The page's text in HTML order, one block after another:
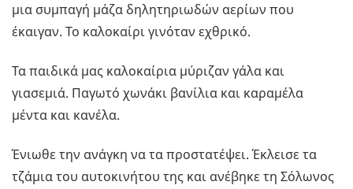
μια συμπαγή μάζα δηλητηριωδών αερίων που
έκαιγαν. Το καλοκαίρι γινόταν εχθρικό.
Τα παιδικά μας καλοκαίρια μύριζαν γάλα και
γιασεμιά. Παγωτό χωνάκι βανίλια και καραμέλα
μέντα και κανέλα.
Ένιωθε την ανάγκη να τα προστατέψει. Έκλεισε τα
τζάμια του αυτοκινήτου της και ανέβηκε τη Σόλωνος